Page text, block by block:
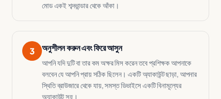
মোড একই শব্দভান্ডার থেকে আঁকা।
3 অনুশীলন করুন এবং ফিরে আসুন
আপনি যদি দুটি বা তার কম অক্ষর মিস করেন তবে প্রশিক্ষক আপনাকে
বলবেন যে আপনি প্রায় সঠিক ছিলেন। একটি অ্যাকাউন্ট ছাড়া, আপনার
স্থিতি ব্রাউজারে থেকে যায়, সমস্ত ডিভাইসে একটি বিনামূল্যের
অ্যাকাউন্ট সহ।